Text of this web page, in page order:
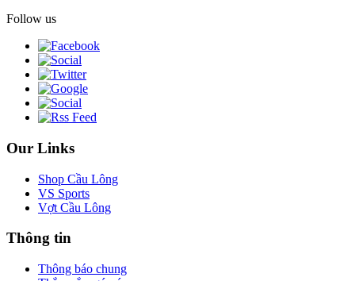
Follow us
Our Links
Shop Cầu Lông
VS Sports
Vợt Cầu Lông
Thông tin
Thông báo chung